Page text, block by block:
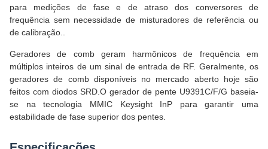
para medições de fase e de atraso dos conversores de
frequência sem necessidade de misturadores de referência ou
de calibração..
Geradores de comb geram harmônicos de frequência em
múltiplos inteiros de um sinal de entrada de RF. Geralmente, os
geradores de comb disponíveis no mercado aberto hoje são
feitos com diodos SRD.O gerador de pente U9391C/F/G baseia-
se na tecnologia MMIC Keysight InP para garantir uma
estabilidade de fase superior dos pentes.